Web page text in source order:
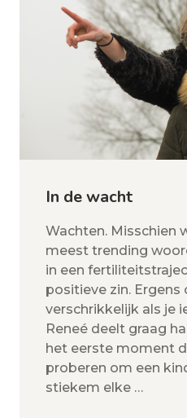
In de wacht
Wachten. Misschien
meest trending
in een
positieve zin. Ergens
verschrikkelijk als je
Reneé deelt graag
het eerste moment
proberen om een
stiekem elke …